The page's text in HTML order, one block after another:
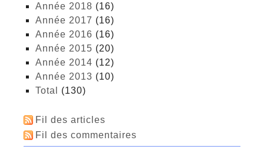
année 2018 (16)
année 2017 (16)
année 2016 (16)
année 2015 (20)
année 2014 (12)
année 2013 (10)
total (130)
Fil des articles
Fil des commentaires